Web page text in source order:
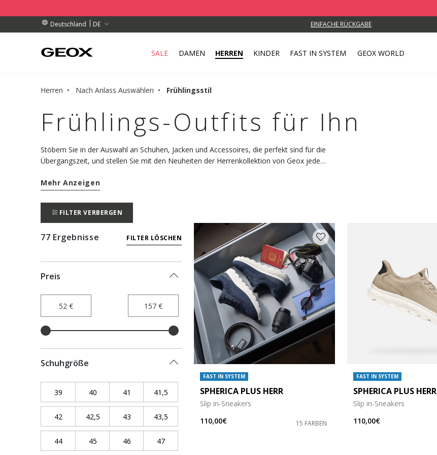
Deutschland
DE
ÜBER 99.00 € EINFACHE RÜCKGABE
IN IHRER NÄHE AB.
ÜBER 99.00 €
SALE DAMEN HERREN KINDER FAST IN SYSTEM GEOX WORLD
Herren Nach Anlass Auswählen Frühlingsstil
Frühlings-Outfits für Ihn
Stöbern Sie in der Auswahl an Schuhen, Jacken und Accessoires, die perfekt sind für die
Übergangszeit, und stellen Sie mit den Neuheiten der Herrenkollektion von Geox jeden
Mehr Anzeigen
FILTER VERBERGEN
77 Ergebnisse FILTER LÖSCHEN
Preis
Schuhgröße
39 Refine by Schuhgröße: 39
40 Refine by Schuhgröße: 40
41 Refine by Schuhgröße: 41
41,5 Refine by Schuhgröße: 41,5
42 Refine by Schuhgröße: 42
42,5 Refine by Schuhgröße: 42,5
43 Refine by Schuhgröße: 43
43,5 Refine by Schuhgröße: 43,5
44Refine by Schuhgröße: 44
45 Refine by Schuhgröße: 45
46 Refine by Schuhgröße: 46
47Refine by Schuhgröße: 47
FAST IN SYSTEM
SPHERICA PLUS HERR
Slip in-Sneakers
110,00€
15 FARBEN
FAST IN SYSTEM
SPHERICA PLUS HERR
Slip in-Sneakers
110,00€